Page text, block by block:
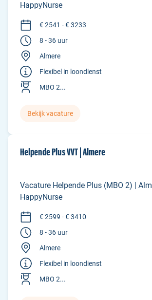
HappyNurse
€ 2541 - € 3233
8 - 36 uur
Almere
Flexibel in loondienst
MBO 2...
Bekijk vacature
Helpende Plus VVT | Almere
Vacature Helpende Plus (MBO 2) |
HappyNurse
€ 2599 - € 3410
8 - 36 uur
Almere
Flexibel in loondienst
MBO 2...